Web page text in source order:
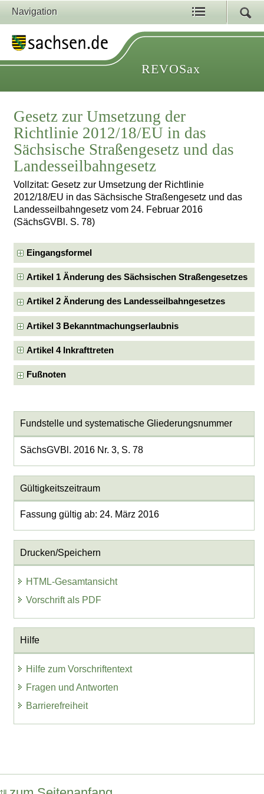
Navigation
REVOSax
Gesetz zur Umsetzung der
Richtlinie 2012/18/EU in das
Sächsische Straßengesetz und das
Landesseilbahngesetz
Vollzitat: Gesetz zur Umsetzung der Richtlinie
2012/18/EU in das Sächsische Straßengesetz und das
Landesseilbahngesetz vom 24. Februar 2016
(SächsGVBl. S. 78)
Eingangsformel
Artikel 1 Änderung des Sächsischen Straßengesetzes
Artikel 2 Änderung des Landesseilbahngesetzes
Artikel 3 Bekanntmachungserlaubnis
Artikel 4 Inkrafttreten
Fußnoten
Fundstelle und systematische Gliederungsnummer
SächsGVBl. 2016 Nr. 3, S. 78
Gültigkeitszeitraum
Fassung gültig ab: 24. März 2016
Drucken/Speichern
HTML-Gesamtansicht
Vorschrift als PDF
Hilfe
Hilfe zum Vorschriftentext
Fragen und Antworten
Barrierefreiheit